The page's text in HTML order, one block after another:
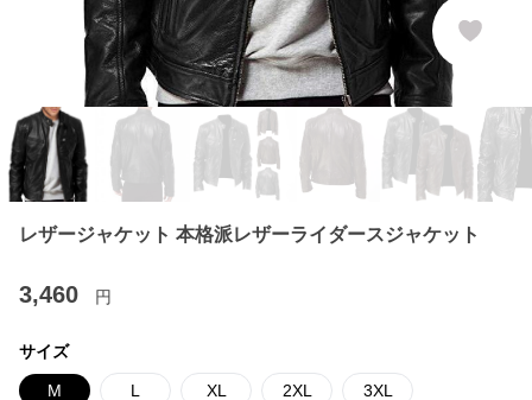
レザージャケット 本格派レザーライダースジャケット
3,460 円
サイズ
M L XL 2XL 3XL